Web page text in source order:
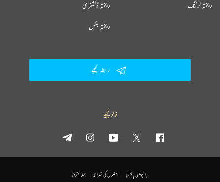
ریختہ ڈکشنری ریختہ لرننگ
ریختہ بکس
رابطہ کیجیے
فالو کیجیے
پرائیویسی پالیسی استعمال کی شرائط جملہ حقوق